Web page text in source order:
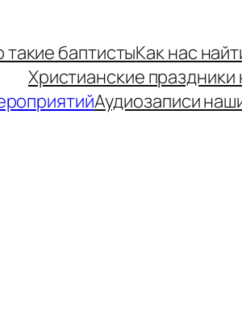
такие баптистыКак нас
Христианские праздники
Аудиозаписи